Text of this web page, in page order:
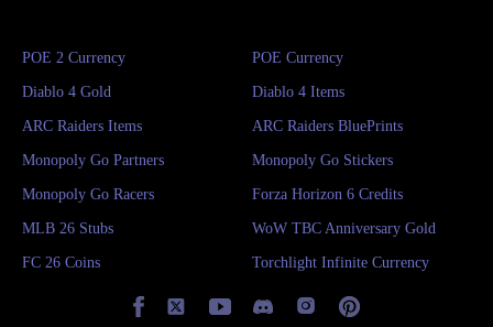
POE 2 Currency POE Currency
Diablo 4 Gold Diablo 4 Items
ARC Raiders Items ARC Raiders BluePrints
Monopoly Go Partners Monopoly Go Stickers
Monopoly Go Racers Forza Horizon 6 Credits
MLB 26 Stubs WoW TBC Anniversary Gold
FC 26 Coins Torchlight Infinite Currency